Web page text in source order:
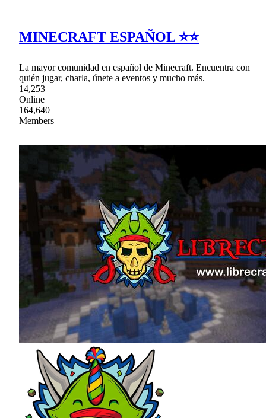
MINECRAFT ESPAÑOL ⭐⭐
La mayor comunidad en español de Minecraft. Encuentra con
quién jugar, charla, únete a eventos y mucho más.
14,253
Online
164,640
Members